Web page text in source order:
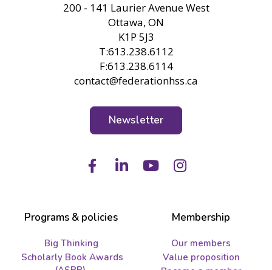
200 - 141 Laurier Avenue West
Ottawa, ON
K1P 5J3
T:613.238.6112
F:613.238.6114
contact@federationhss.ca
Newsletter
FacebookLinkedIn
YoutubeInstagram
Programs & policies
Big Thinking
Scholarly Book Awards
Membership
Our members
Value proposition